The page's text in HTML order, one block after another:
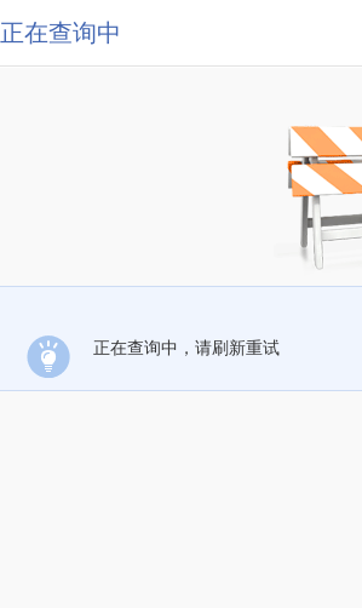
正在查询中
正在查询中，请刷新重试